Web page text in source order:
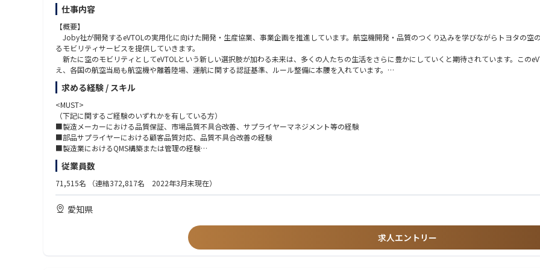
・開発推進に際して、北米、中国、欧州など海外メンバと頻繁にやり取りを実施しています。
・語学だけでなく文化の違いなども学ぶことが可能です。
②顧客SE
◆担当業務と役割
●ソフトウェア開発の顧客SEとして、担当する商品開発プロジェクトにおける以下の役割を担当
・顧客要求の窓口（顧客要求を正しく理解する）
・顧客と開発チームの橋渡し（曖昧な要求を整理して要件化し開発メンバーへ正しく伝える）
・要件確立の責任者（顧客との仕様・日程・優先順位を調整する）
・顧客との信頼関係構築の中心人物（プロジェクト成功に向けて顧客との関係を維持・強化する）
◆具体的な仕事内容
● 顧客要求の把握・要件化
・顧客要求仕様の確認、調整、交渉
・顧客との仕様協議
・要求分析
・開発チームへの要求展開
・利害関係者要求の収集と期待事項の理解
・関係法規知識
●マネジメントスキル
・プロジェクト管理全般を理解している
・開発計画・進捗管理が作成できる
・品質指標を使って、品質管理ができる
・リスク管理及び課題管理ができる
仕事内容
【概要】
Joby社が開発するeVTOLの実用化に向けた開発・生産協業、事業企画を推進しています。航空機開発・品質のつくり込みを学びながらトヨタの
るモビリティサービスを提供していきます。
新たに空のモビリティとしてeVTOLという新しい選択肢が加わる未来は、多くの人たちの生活をさらに豊かにしていくと期待されています。この
え、各国の航空当局も航空機や離着陸場、運航に関する認証基準、ルール整備に本腰を入れています。
今後社会的ニーズが高まる空のモビリティ事業を世界に先駆けて実現するために、Joby社との開発・生産協業、事業企画を推進することができる仕
【詳細】
<航空機部品サプライヤー 品質保証>
・Joby社向け航空機部品の生産事業における顧客対応、市場不具合発生時の初動対応/再発防止の推進
・顧客の部品承認プロセスに関する帳票類の届出等、顧客品質担当とのコミュニケーション
・顧客監査、JISQ9100認証審査の対応事務局
＜職場イメージ＞
・航空機開発や整備など、空の経験を持つキャリアメンバーと、豊富な自動車開発、事業経験を持つメンバーのハイブリッド組織。
・航空事業者など社内外の多くのパートナーとも連携し、今までにない事業(Air Taxi)の確立、将来の空モビリティ事業企画にチャレンジしている。
求める経験 / スキル
<MUST>
（下記に関するご経験のいずれかを有している方）
■製造メーカーにおける品質保証、市場品質不具合改善、サプライヤーマネジメント等の経験
■部品サプライヤーにおける顧客品質対応、品質不具合改善の経験
■製造業におけるQMS構築または管理の経験
【必須要件】
英語コミュニケーション能力、技術文書の理解、ドキュメント作成
<WANT＞
■航空機製造事業、航空機整備事業分野での品質管理業務の経験
■ISO9001/IATF16949/JISQ9100の取扱い経験があり、内部監査の対応が可能
従業員数
71,515名 （連結372,817名 2022年3月末現在）
愛知県
求人エントリー